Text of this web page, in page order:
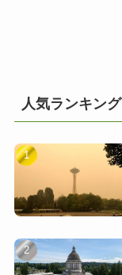
人気ランキング